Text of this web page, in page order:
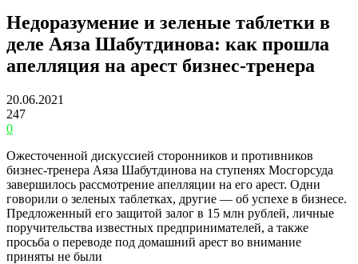
Недоразумение и зеленые таблетки в
деле Аяза Шабутдинова: как прошла
апелляция на арест бизнес-тренера
20.06.2021
247
0
Ожесточенной дискуссией сторонников и противников
бизнес-тренера Аяза Шабутдинова на ступенях Мосгорсуда
завершилось рассмотрение апелляции на его арест. Одни
говорили о зеленых таблетках, другие — об успехе в бизнесе.
Предложенный его защитой залог в 15 млн рублей, личные
поручительства известных предпринимателей, а также
просьба о переводе под домашний арест во внимание
приняты не были